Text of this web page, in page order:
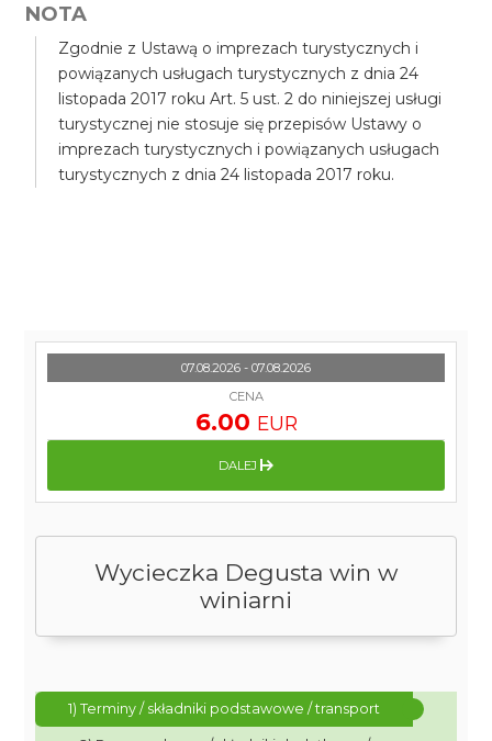
NOTA
Zgodnie z Ustawą o imprezach turystycznych i
powiązanych usługach turystycznych z dnia 24
listopada 2017 roku Art. 5 ust. 2 do niniejszej usługi
turystycznej nie stosuje się przepisów Ustawy o
imprezach turystycznych i powiązanych usługach
turystycznych z dnia 24 listopada 2017 roku.
Wycieczka Degusta win w
winiarni
1) Terminy / składniki podstawowe / transport
07.08.2026 - 07.08.2026
CENA
6.00 EUR
DALEJ